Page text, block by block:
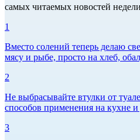
самых читаемых новостей недели
1
Вместо солений теперь делаю
мясу и рыбе, просто на хлеб,
2
Не выбрасывайте втулки от
способов применения на кухне и
3